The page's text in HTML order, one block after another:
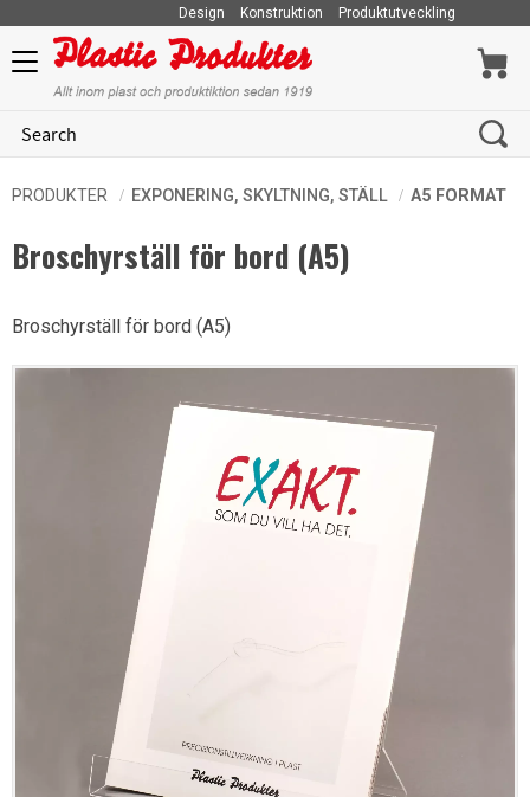
Menu
Design Konstruktion Produktutveckling
PRODUKTER EXPONERING, SKYLTNING, STÄLL A5 FORMAT
Broschyrställ för bord (A5)
Broschyrställ för bord (A5)